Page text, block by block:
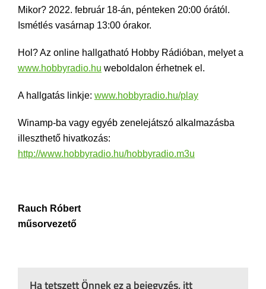
Mikor? 2022. február 18-án, pénteken 20:00 órától.
Ismétlés vasárnap 13:00 órakor.
Hol? Az online hallgatható Hobby Rádióban, melyet a
www.hobbyradio.hu weboldalon érhetnek el.
A hallgatás linkje: www.hobbyradio.hu/play
Winamp-ba vagy egyéb zenelejátszó alkalmazásba
illeszthető hivatkozás:
http://www.hobbyradio.hu/hobbyradio.m3u
Rauch Róbert
műsorvezető
Ha tetszett Önnek ez a bejegyzés, itt